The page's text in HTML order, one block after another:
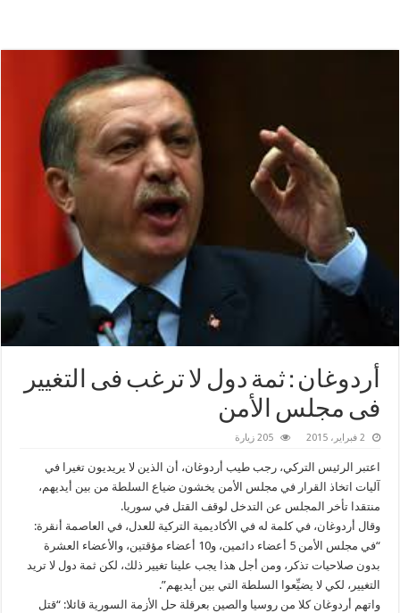
‫‏أردوغان ‬: ثمة دول لا ترغب فى التغيير
فى مجلس الأمن
2 فبراير، 2015 205 زيارة
اعتبر الرئيس التركي، رجب طيب أردوغان، أن الذين لا يريديون تغيرا في
آليات اتخاذ القرار في مجلس الأمن يخشون ضياع السلطة من بين أيديهم،
منتقدا تأخر المجلس عن التدخل لوقف القتل في سوريا.
وقال أردوغان، في كلمة له في الأكاديمية التركية للعدل، في العاصمة أنقرة:
“في مجلس الأمن 5 أعضاء دائمين، و10 أعضاء مؤقتين، والأعضاء العشرة
بدون صلاحيات تذكر، ومن أجل هذا يجب علينا تغيير ذلك، لكن ثمة دول لا تريد
التغيير، لكي لا يضيِّعوا السلطة التي بين أيديهم”.
واتهم أردوغان كلا من روسيا والصين بعرقلة حل الأزمة السورية قائلا: “قتل